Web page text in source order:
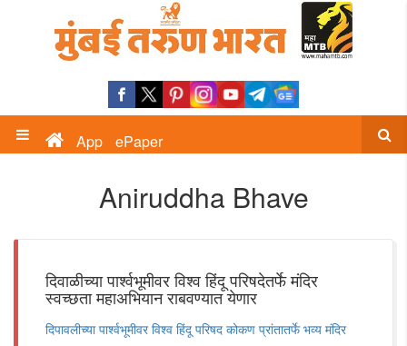
App ePaper
Aniruddha Bhave
दिवाळीच्या पार्श्वभूमीवर विश्व हिंदू परिषदेतर्फे मंदिर
स्वच्छता महाअभियान राबवण्यात येणार
दिपावलीच्या पार्श्वभूमीवर विश्व हिंदू परिषद कोकण प्रांतातर्फे भव्य मंदिर